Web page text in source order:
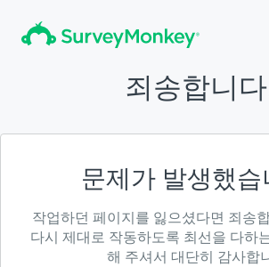
죄송합니
문제가 발생했습
작업하던 페이지를 잃으셨다면 죄송
다시 제대로 작동하도록 최선을 다하
해 주셔서 대단히 감사합